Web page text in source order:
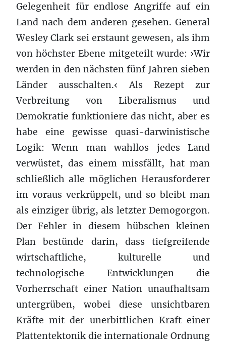
Gelegenheit für endlose Angriffe auf ein
Land nach dem anderen gesehen. General
Wesley Clark sei erstaunt gewesen, als ihm
von höchster Ebene mitgeteilt wurde: ›Wir
werden in den nächsten fünf Jahren sieben
Länder ausschalten.‹ Als Rezept zur
Verbreitung von Liberalismus und
Demokratie funktioniere das nicht, aber es
habe eine gewisse quasi-darwinistische
Logik: Wenn man wahllos jedes Land
verwüstet, das einem missfällt, hat man
schließlich alle möglichen Herausforderer
im voraus verkrüppelt, und so bleibt man
als einziger übrig, als letzter Demogorgon.
Der Fehler in diesem hübschen kleinen
Plan bestünde darin, dass tiefgreifende
wirtschaftliche, kulturelle und
technologische Entwicklungen die
Vorherrschaft einer Nation unaufhaltsam
untergrüben, wobei diese unsichtbaren
Kräfte mit der unerbittlichen Kraft einer
Plattentektonik die internationale Ordnung